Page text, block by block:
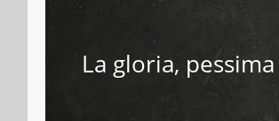
La gloria,